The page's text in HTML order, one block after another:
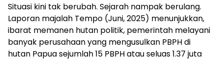
Situasi kini tak berubah. Sejarah nampak berulang.
Laporan majalah Tempo (Juni, 2025) menunjukkan,
ibarat memanen hutan politik, pemerintah melayani
banyak perusahaan yang mengusulkan PBPH di
hutan Papua sejumlah 15 PBPH atau seluas 1.37 juta